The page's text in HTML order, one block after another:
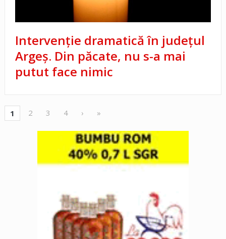
Intervenție dramatică în județul
Argeș. Din păcate, nu s-a mai
putut face nimic
1 2 3 4 › »